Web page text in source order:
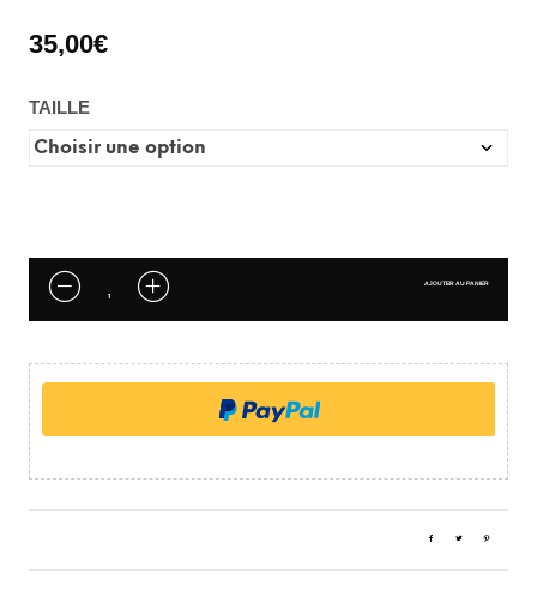
35,00€
TAILLE
AJOUTER AU PANIER